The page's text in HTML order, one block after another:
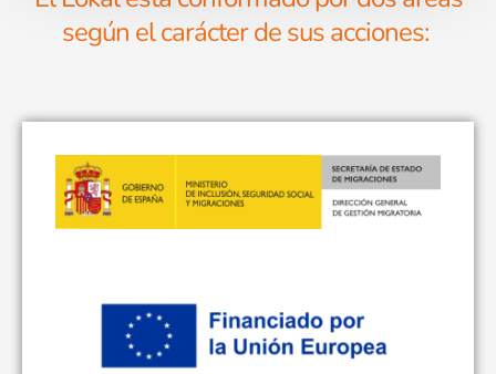
según el carácter de sus acciones: